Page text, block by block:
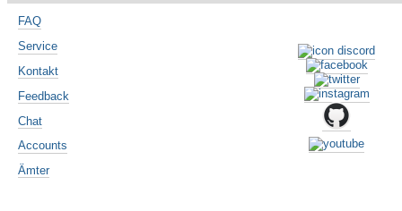
FAQ
Service
Kontakt
Feedback
Chat
Accounts
Ämter